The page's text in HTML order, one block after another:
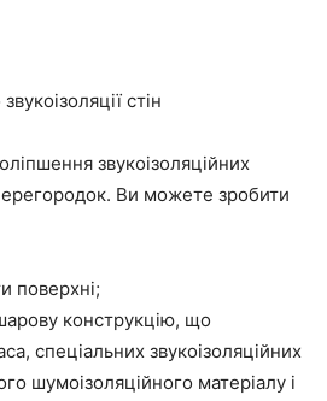
стін
звукоізоляційних
Ви можете зробити
поверхні;
конструкцію, що
спеціальних звукоізоляційних
шумоізоляційного матеріалу і